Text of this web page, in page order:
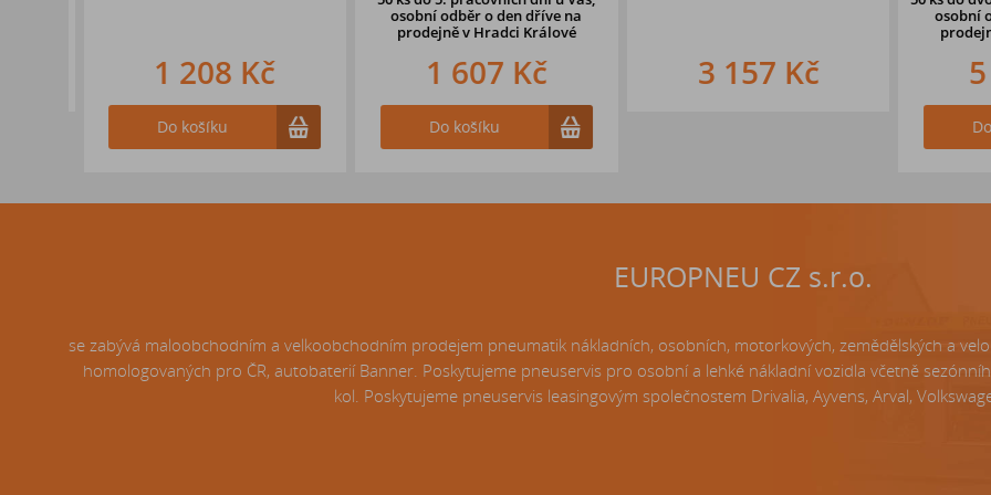
1 208 Kč
Do košíku
osobní odběr o den dříve na
prodejněv Hradci Králové
1 607 Kč
Do košíku
3 157 Kč
osobní
Do
EUROPNEU CZ s.r.o.
se zabývá maloobchodním a velkoobchodním prodejem pneumatik nákladních, osobních, motorkových, zemědělských a
homologovaných pro ČR, autobaterií Banner. Poskytujeme pneuservis pro osobní a lehké nákladní vozidla včetně
kol. Poskytujeme pneuservis leasingovým společnostem Drivalia, Ayvens, Arval,